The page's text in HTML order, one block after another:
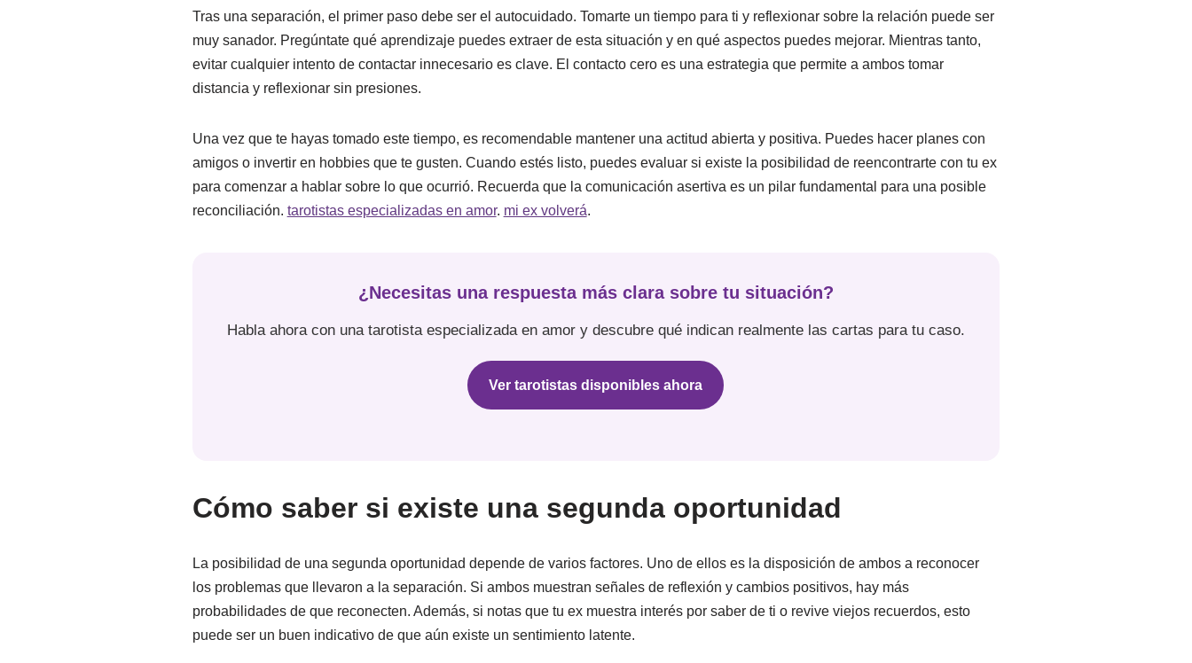
Tras una separación, el primer paso debe ser el autocuidado. Tomarte un tiempo para ti y reflexionar sobre la relación puede ser
muy sanador. Pregúntate qué aprendizaje puedes extraer de esta situación y en qué aspectos puedes mejorar. Mientras tanto,
evitar cualquier intento de contactar innecesario es clave. El contacto cero es una estrategia que permite a ambos tomar
distancia y reflexionar sin presiones.
Una vez que te hayas tomado este tiempo, es recomendable mantener una actitud abierta y positiva. Puedes hacer planes con
amigos o invertir en hobbies que te gusten. Cuando estés listo, puedes evaluar si existe la posibilidad de reencontrarte con tu ex
para comenzar a hablar sobre lo que ocurrió. Recuerda que la comunicación asertiva es un pilar fundamental para una posible
reconciliación. tarotistas especializadas en amor. mi ex volverá.
¿Necesitas una respuesta más clara sobre tu situación?
Habla ahora con una tarotista especializada en amor y descubre qué indican realmente las cartas para tu caso.
Ver tarotistas disponibles ahora
Cómo saber si existe una segunda oportunidad
La posibilidad de una segunda oportunidad depende de varios factores. Uno de ellos es la disposición de ambos a reconocer
los problemas que llevaron a la separación. Si ambos muestran señales de reflexión y cambios positivos, hay más
probabilidades de que reconecten. Además, si notas que tu ex muestra interés por saber de ti o revive viejos recuerdos, esto
puede ser un buen indicativo de que aún existe un sentimiento latente.